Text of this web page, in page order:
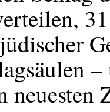
neuesten